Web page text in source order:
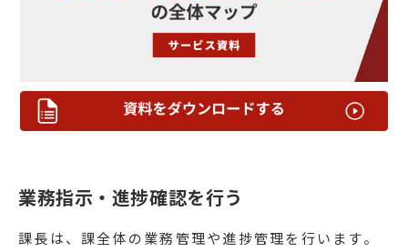
業務指示・進捗確認を行う
課長は、課全体の業務管理や進捗管理を行います。